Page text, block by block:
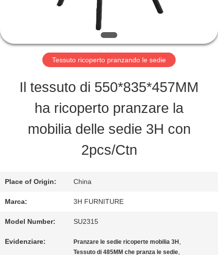
FABBRICA
CONTROLLO
QUALITÀ
CONTATTO
STATI
RICHIEDA
UNA
CITAZIONE
Tessuto ricoperto pranzando le sedie
Il tessuto di 550*835*457MM
ha ricoperto pranzare la
mobilia delle sedie 3H con
2pcs/Ctn
Place of Origin: China
Marca: 3H FURNITURE
Model Number: SU2315
Evidenziare: Pranzare le sedie ricoperte mobilia 3H ,
Tessuto di 485MM che pranza le sedie,